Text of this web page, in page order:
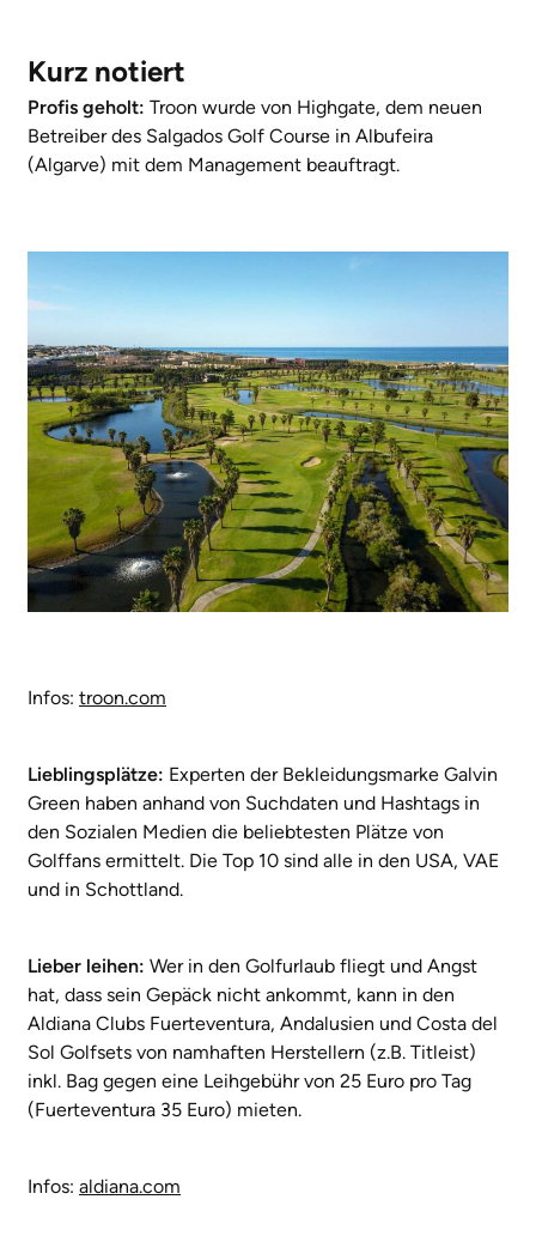
Kurz notiert
Profis geholt: Troon wurde von Highgate, dem neuen
Betreiber des Salgados Golf Course in Albufeira
(Algarve) mit dem Management beauftragt.
Infos: troon.com
Lieblingsplätze: Experten der Bekleidungsmarke Galvin
Green haben anhand von Suchdaten und Hashtags in
den Sozialen Medien die beliebtesten Plätze von
Golffans ermittelt. Die Top 10 sind alle in den USA, VAE
und in Schottland.
Lieber leihen: Wer in den Golfurlaub fliegt und Angst
hat, dass sein Gepäck nicht ankommt, kann in den
Aldiana Clubs Fuerteventura, Andalusien und Costa del
Sol Golfsets von namhaften Herstellern (z.B. Titleist)
inkl. Bag gegen eine Leihgebühr von 25 Euro pro Tag
(Fuerteventura 35 Euro) mieten.
Infos: aldiana.com